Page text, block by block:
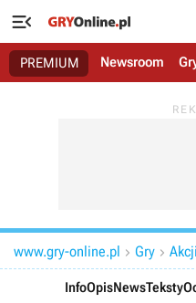

PREMIUM Newsroom
www.gry-online.pl  Gry  Akcji
InfoOpisNewsTeksty